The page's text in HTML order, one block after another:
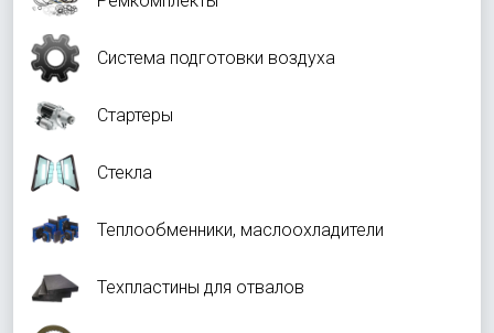
Система подготовки воздуха
Стартеры
Стекла
Теплообменники, маслоохладители
Техпластины для отвалов